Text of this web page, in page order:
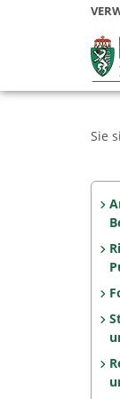
Sie